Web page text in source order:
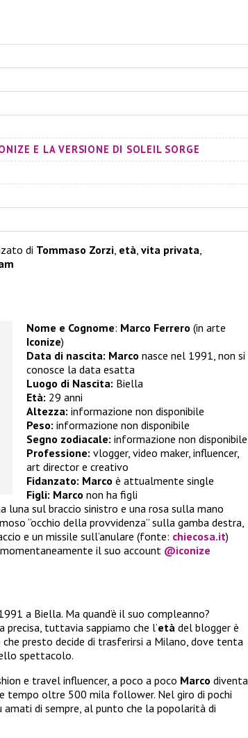
E LA VERSIONE DI SOLEIL SORGE
di Tommaso Zorzi, età, vita privata,
Nome e Cognome: Marco Ferrero (in arte
Iconize)
Data di nascita: Marco nasce nel 1991, non si
conosce la data esatta
Luogo di Nascita: Biella
Età: 29 anni
Altezza: informazione non disponibile
Peso: informazione non disponibile
Segno zodiacale: informazione non disponibile
Professione: vlogger, video maker, influencer,
art director e creativo
Fidanzato: Marco è attualmente single
Figli: Marco non ha figli
luna sul braccio sinistro e una rosa sulla mano
“occhio della provvidenza” sulla gamba destra,
e un missile sull’anulare (fonte: chiecosa.it)
il suo account @iconize
a Biella. Ma quand’è il suo compleanno?
precisa, tuttavia sappiamo che l’età del blogger è
che presto decide di trasferirsi a Milano, dove tenta
spettacolo.
e travel influencer, a poco a poco Marco diventa
tempo oltre 500 mila follower. Nel giro di pochi
di sempre, al punto che la popolarità di